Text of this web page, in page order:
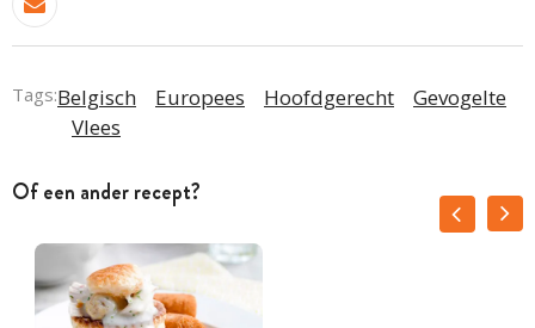
Tags:Belgisch Europees Hoofdgerecht
Gevogelte
Vlees
Of een ander recept?